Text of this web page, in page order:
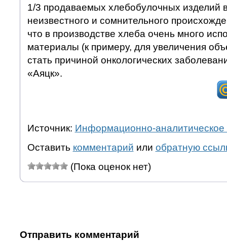
1/3 продаваемых хлебобулочных изделий
неизвестного и сомнительного
что в производстве хлеба очень много
материалы (к примеру, для увеличения
стать причиной онкологических
«Аяцк».
Источник: Информационно-аналитическое
Оставить комментарий или обратную
(Пока оценок нет)
Отправить комментарий